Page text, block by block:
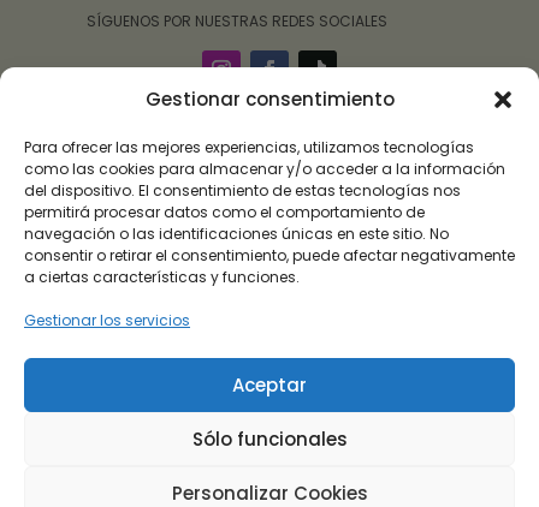
Gestionar consentimiento
Para ofrecer las mejores experiencias, utilizamos tecnologías
como las cookies para almacenar y/o acceder a la información
del dispositivo. El consentimiento de estas tecnologías nos
permitirá procesar datos como el comportamiento de
navegación o las identificaciones únicas en este sitio. No
consentir o retirar el consentimiento, puede afectar negativamente
a ciertas características y funciones.
Gestionar los servicios
Aceptar
Sólo funcionales
Personalizar Cookies
‎ ‎ ‎ ‎ ‎ ‎‎ ‎ SÍGUENOS POR NUESTRAS REDES SOCIALES
destinada a la transformación digital del sector
comercial y artesano en Andalucía, para la mejora del
grado de digitalización, implantación de soluciones
para la transformación digital y la mejora de la